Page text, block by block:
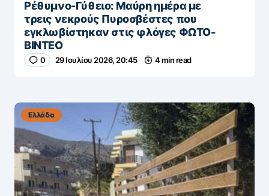
Ρέθυμνο-Γύθειο: Μαύρη ημέρα με
τρεις νεκρούς Πυροσβέστες που
εγκλωβίστηκαν στις φλόγες ΦΩΤΟ-
ΒΙΝΤΕΟ
0 29 Ιουλίου 2026, 20:45 4 min read
Ελλάδα